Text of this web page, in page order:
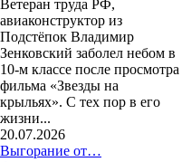
Ветеран труда РФ,
авиаконструктор из
Подстёпок Владимир
Зенковский заболел небом в
10-м классе после просмотра
фильма «Звезды на
крыльях». С тех пор в его
жизни...
20.07.2026
Выгорание от…